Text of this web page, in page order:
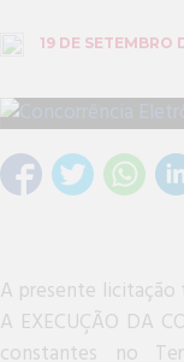
19 DE SETEMBRO
A presente licitação
A EXECUÇÃO DA
constantes no